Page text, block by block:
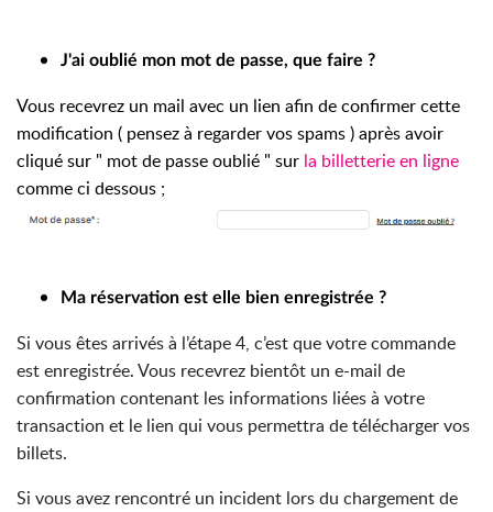
J'ai oublié mon mot de passe, que faire ?
Vous recevrez un mail avec un lien afin de confirmer cette
modification ( pensez à regarder vos spams ) après avoir
cliqué sur " mot de passe oublié " sur la billetterie en ligne
comme ci dessous ;
Ma réservation est elle bien enregistrée ?
Si vous êtes arrivés à l’étape 4, c’est que votre commande
est enregistrée. Vous recevrez bientôt un e-mail de
confirmation contenant les informations liées à votre
transaction et le lien qui vous permettra de télécharger vos
billets.
Si vous avez rencontré un incident lors du chargement de